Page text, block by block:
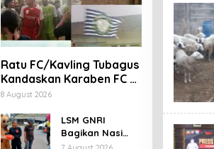
Ratu FC/Kavling Tubagus
Kandaskan Karaben FC 2-
0: Bola Sebagai
Warga Sindang Heula
8 August 2026
LSM GNRI
Bagikan Nasi
Kotak di Jumat